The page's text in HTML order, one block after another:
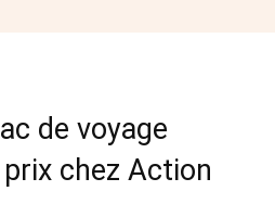
de voyage
chez Action